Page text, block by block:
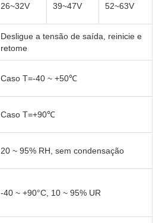
26~32V 39~47V 52~63V
Desligue a tensão de saída, reinicie e
retome
Caso T=-40 ~ +50℃
Caso T=+90℃
20 ~ 95% RH, sem condensação
-40 ~ +90°C, 10 ~ 95% UR